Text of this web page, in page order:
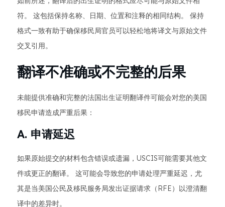
符。 这包括保持名称、日期、位置和注释的相同结构。 保持
格式一致有助于确保移民局官员可以轻松地将译文与原始文件
交叉引用。
翻译不准确或不完整的后果
未能提供准确和完整的法国出生证明翻译件可能会对您的美国
移民申请造成严重后果：
A. 申请延迟
如果原始提交的材料包含错误或遗漏，USCIS可能需要其他文
件或更正的翻译。 这可能会导致您的申请处理严重延迟，尤
其是当美国公民及移民服务局发出证据请求（RFE）以澄清翻
译中的差异时。